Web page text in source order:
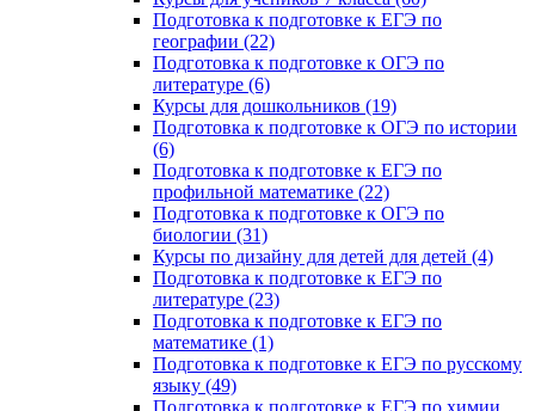
Подготовка к подготовке к ЕГЭ по
географии (22)
Подготовка к подготовке к ОГЭ по
литературе (6)
Курсы для дошкольников (19)
Подготовка к подготовке к ОГЭ по истории
(6)
Подготовка к подготовке к ЕГЭ по
профильной математике (22)
Подготовка к подготовке к ОГЭ по
биологии (31)
Курсы по дизайну для детей для детей (4)
Подготовка к подготовке к ЕГЭ по
литературе (23)
Подготовка к подготовке к ЕГЭ по
математике (1)
Подготовка к подготовке к ЕГЭ по русскому
языку (49)